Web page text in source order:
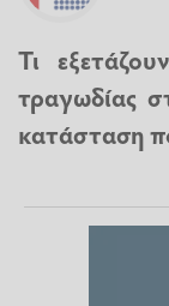
Τι
τραγωδίας
κατάσταση